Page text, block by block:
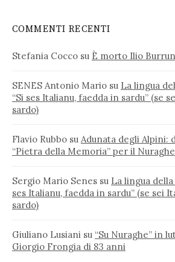
COMMENTI RECENTI
Stefania Cocco su È morto Ilio
SENES Antonio Mario su La lingua
“Si ses Italianu, faedda in sardu” (se
sardo)
Flavio Rubbo su Adunata degli Alpini:
“Pietra della Memoria” per il
Sergio Mario Senes su La lingua della
ses Italianu, faedda in sardu” (se sei
sardo)
Giuliano Lusiani su “Su Nuraghe” in
Giorgio Frongia di 83 anni